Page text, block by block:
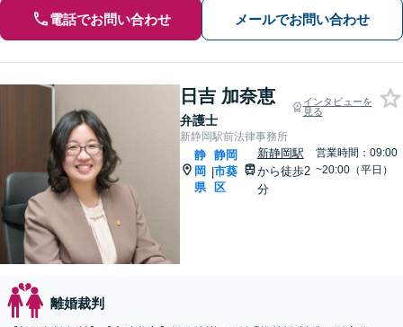
電話でお問い合わせ メールでお問い合わせ
日吉 加奈恵
弁護士
インタビューを
見る
新静岡駅前法律事務所
静
岡
県
|
静岡
市葵
区
新静岡駅
から徒歩2
分
営業時間：09:00
~20:00（平日）
離婚裁判